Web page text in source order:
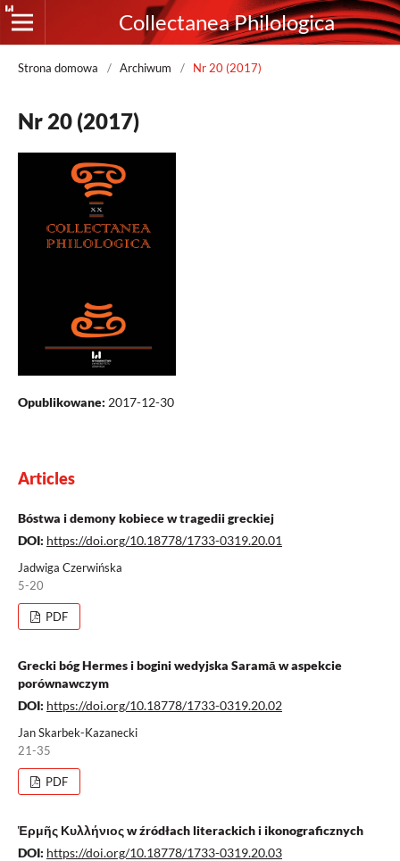
Collectanea Philologica
Strona domowa / Archiwum / Nr 20 (2017)
Nr 20 (2017)
Opublikowane: 2017-12-30
Articles
Bóstwa i demony kobiece w tragedii greckiej
DOI: https://doi.org/10.18778/1733-0319.20.01
Jadwiga Czerwińska
5-20
PDF
Grecki bóg Hermes i bogini wedyjska Saramā w aspekcie
porównawczym
DOI: https://doi.org/10.18778/1733-0319.20.02
Jan Skarbek-Kazanecki
21-35
PDF
Ἑρμῆς Κυλλήνιος w źródłach literackich i ikonograficznych
DOI: https://doi.org/10.18778/1733-0319.20.03